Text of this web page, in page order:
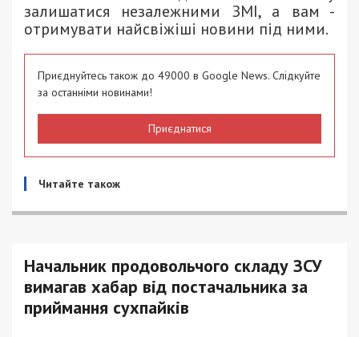
залишатися незалежними ЗМІ, а вам -
отримувати найсвіжіші новини під ними.
Приєднуйтесь також до 49000 в Google News. Слідкуйте
за останніми новинами!
Приєднатися
Читайте також
Начальник продовольчого складу ЗСУ
вимагав хабар від постачальника за
приймання сухпайків